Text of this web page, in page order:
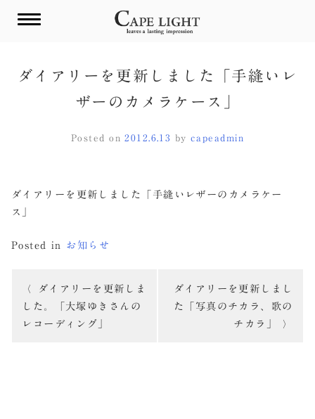
ダイアリーを更新しました「手縫いレ
ザーのカメラケース」
Posted on2012.6.13 bycapeadmin
ダイアリーを更新しました「手縫いレザーのカメラケー
ス」
Posted in お知らせ
稿
ダイアリーを更新しま
した。「大塚ゆきさんの
レコーディング」
ダイアリーを更新しまし
た「写真のチカラ、歌の
チカラ」